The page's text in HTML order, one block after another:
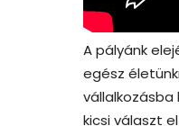
A pályánk
egész
vállalkozásba
kicsi választ